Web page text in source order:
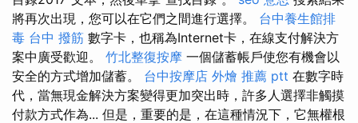
將再次出現，您可以在它們之間進行選擇。 台中養生館排
毒 台中 撥筋 數字卡，也稱為Internet卡，在線支付解決方
案中廣受歡迎。 竹北整復按摩 一個儲蓄帳戶使您有機會以
安全的方式增加儲蓄。 台中按摩店 外燴 推薦 ptt 在數字時
代，當無現金解決方案變得更加突出時，許多人選擇非觸摸
付款方式作為... 但是，重要的是，在這種情況下，它無權根